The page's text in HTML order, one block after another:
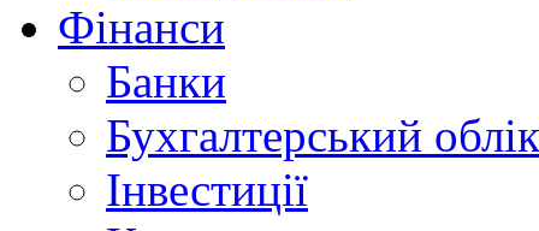
Фінанси
Банки
Бухгалтерський облік
Інвестиції